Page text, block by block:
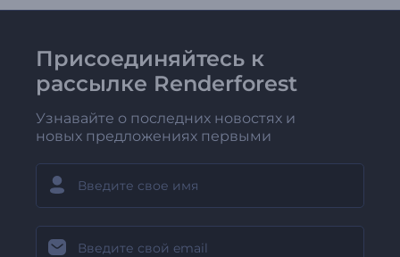
Присоединяйтесь к
рассылке Renderforest
Узнавайте о последних новостях и
новых предложениях первыми